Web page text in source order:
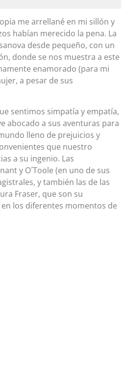
me arrellané en mi sillón y
habían merecido la pena. La
desde pequeño, con un
donde se nos muestra a este
enamorado (para mi
a pesar de sus
sentimos simpatía y empatía,
abocado a sus aventuras para
lleno de prejuicios y
que nuestro
a su ingenio. Las
y O´Toole (en uno de sus
y también las de las
Fraser, que son su
los diferentes momentos de